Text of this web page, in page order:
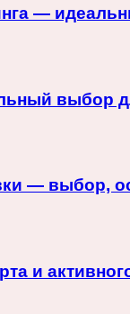
—
выбор
— выбор,
и